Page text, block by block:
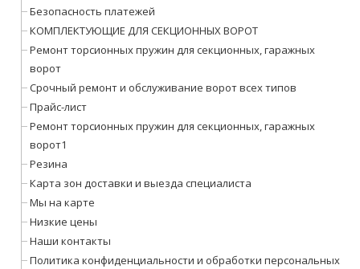
Безопасность платежей
КОМПЛЕКТУЮЩИЕ ДЛЯ СЕКЦИОННЫХ ВОРОТ
Ремонт торсионных пружин для секционных, гаражных
ворот
Срочный ремонт и обслуживание ворот всех типов
Прайс-лист
Ремонт торсионных пружин для секционных, гаражных
ворот1
Резина
Карта зон доставки и выезда специалиста
Мы на карте
Низкие цены
Наши контакты
Политика конфиденциальности и обработки персональных